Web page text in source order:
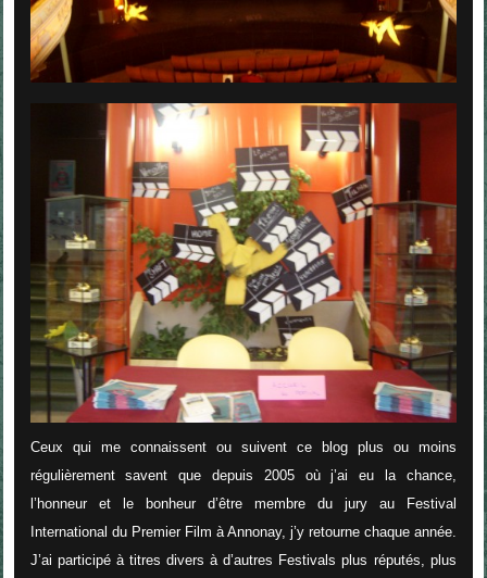
Ceux qui me connaissent ou suivent ce blog plus ou moins
régulièrement savent que depuis 2005 où j’ai eu la chance,
l’honneur et le bonheur d’être membre du jury au Festival
International du Premier Film à Annonay, j’y retourne chaque année.
J’ai participé à titres divers à d’autres Festivals plus réputés, plus